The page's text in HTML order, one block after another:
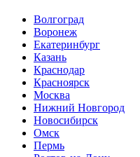
Волгоград
Воронеж
Екатеринбург
Казань
Краснодар
Красноярск
Москва
Нижний Новгород
Новосибирск
Омск
Пермь